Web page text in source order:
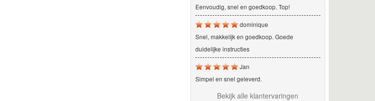
Eenvoudig, snel en goedkoop. Top!
dominique
Snel, makkelijk en goedkoop. Goede
duidelijke instructies
Jan
Simpel en snel geleverd.
Bekijk alle klantervaringen